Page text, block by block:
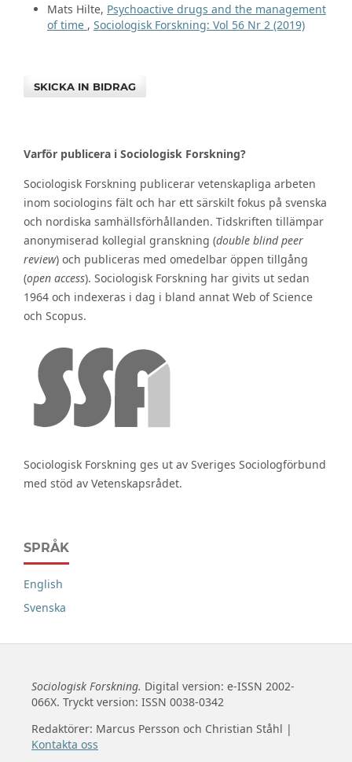
Mats Hilte, Psychoactive drugs and the management
of time , Sociologisk Forskning: Vol 56 Nr 2 (2019)
SKICKA IN BIDRAG
Varför publicera i Sociologisk Forskning?
Sociologisk Forskning publicerar vetenskapliga arbeten
inom sociologins fält och har ett särskilt fokus på svenska
och nordiska samhällsförhållanden. Tidskriften tillämpar
anonymiserad kollegial granskning (double blind peer
review) och publiceras med omedelbar öppen tillgång
(open access). Sociologisk Forskning har givits ut sedan
1964 och indexeras i dag i bland annat Web of Science
och Scopus.
Sociologisk Forskning ges ut av Sveriges Sociologförbund
med stöd av Vetenskapsrådet.
SPRÅK
English
Svenska
Sociologisk Forskning. Digital version: e-ISSN 2002-
066X. Tryckt version: ISSN 0038-0342
Redaktörer: Marcus Persson och Christian Ståhl |
Kontakta oss